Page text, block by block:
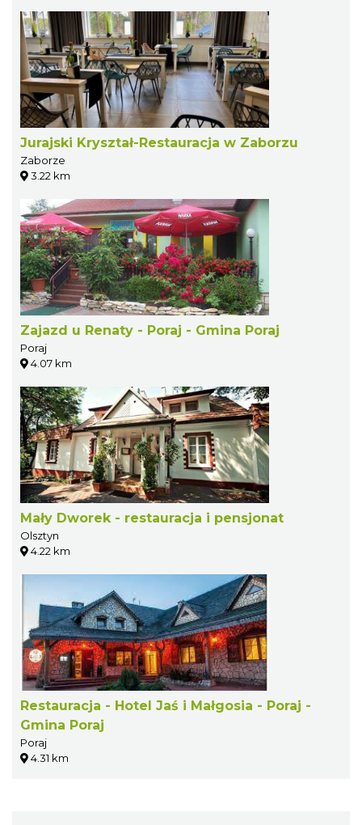
Jurajski Kryształ-Restauracja w Zaborzu
Zaborze
3.22 km
Zajazd u Renaty - Poraj - Gmina Poraj
Poraj
4.07 km
Mały Dworek - restauracja i pensjonat
Olsztyn
4.22 km
Restauracja - Hotel Jaś i Małgosia - Poraj -
Gmina Poraj
Poraj
4.31 km